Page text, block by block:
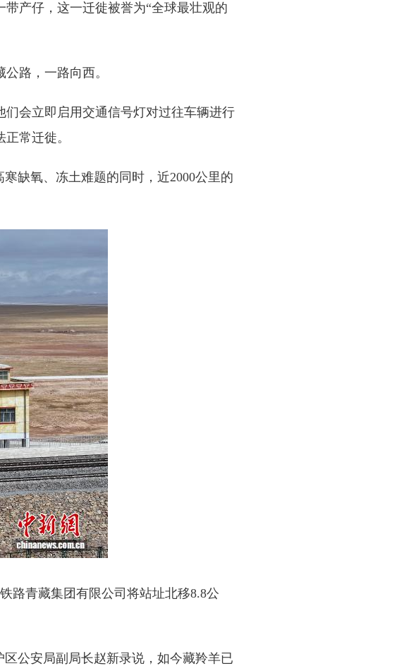
产仔，这一迁徙被誉为“全球最壮观的
路，一路向西。
会立即启用交通信号灯对过往车辆进行
常迁徙。
缺氧、冻土难题的同时，近2000公里的
青藏集团有限公司将站址北移8.8公
公安局副局长赵新录说，如今藏羚羊已